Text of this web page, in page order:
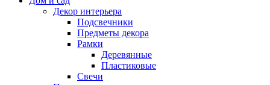
Декор интерьера
Подсвечники
Предметы декора
Рамки
Деревянные
Пластиковые
Свечи